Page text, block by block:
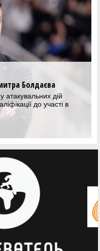
Болдаєва
дій
до участі в